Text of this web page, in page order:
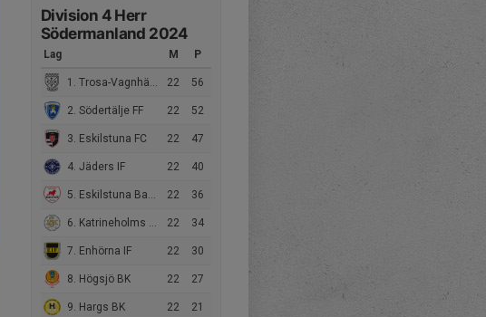
Division 4 Herr
Södermanland 2024
Lag M P
1. Trosa-Vagnhärad SK 22 56
2. Södertälje FF 22 52
3. Eskilstuna FC 22 47
4. Jäders IF 22 40
5. Eskilstuna Babylon 22 36
6. Katrineholms SK FK 22 34
7. Enhörna IF 22 30
8. Högsjö BK 22 27
9. Hargs BK 22 21